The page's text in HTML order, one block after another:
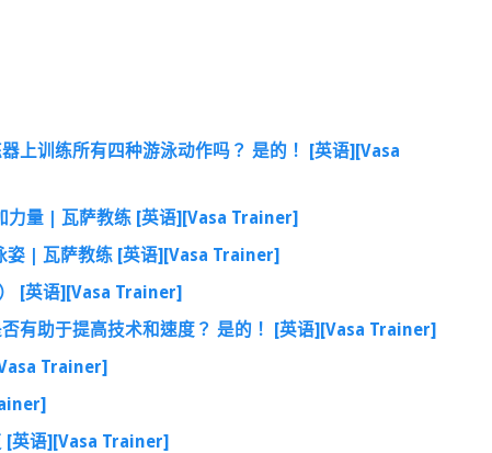
上训练所有四种游泳动作吗？ 是的！ [英语][Vasa
力量 | 瓦萨教练 [英语][Vasa Trainer]
姿 | 瓦萨教练 [英语][Vasa Trainer]
[英语][Vasa Trainer]
有助于提高技术和速度？ 是的！ [英语][Vasa Trainer]
Trainer]
[英语][Vasa Trainer]